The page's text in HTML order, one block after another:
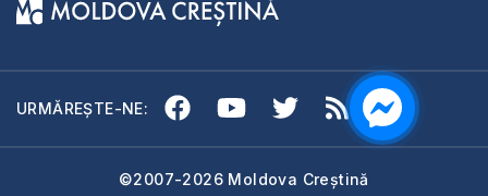
URMĂREȘTE-NE:
©2007-2026 Moldova Creștină